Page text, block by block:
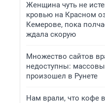
Женщина чуть не
кровью на Красном
Кемерове, пока
ждала скорую
Множество сайтов
недоступны:
произошел в Рунете
Нам врали, что кофе